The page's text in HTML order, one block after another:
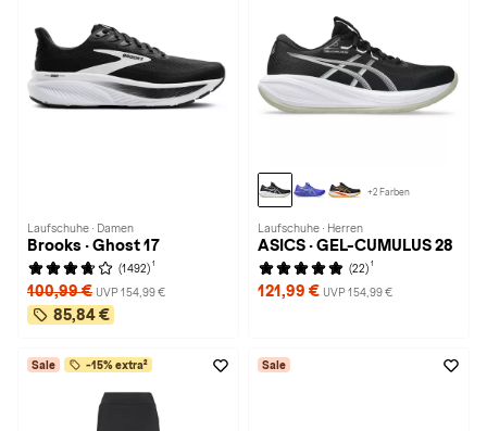
Laufschuhe · Damen
Brooks · Ghost 17
(1492) 1
100,99 € UVP 154,99 €
85,84 €
+2 Farben
Laufschuhe · Herren
ASICS · GEL-CUMULUS 28
(22) 1
121,99 € UVP 154,99 €
Sale -15% extra² Sale